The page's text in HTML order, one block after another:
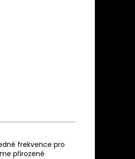
frekvence pro
přirozené